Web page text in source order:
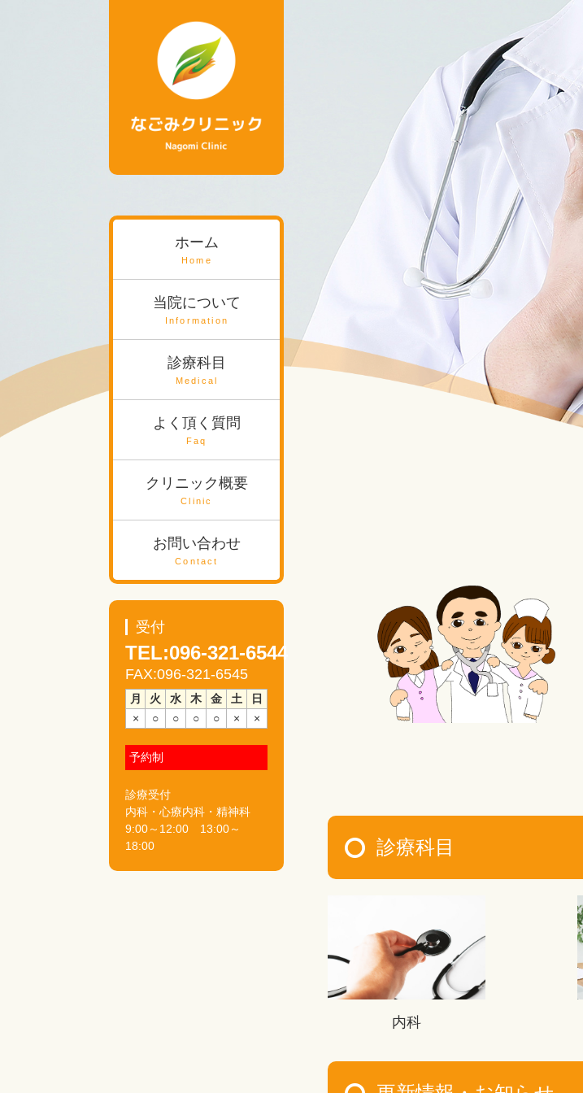
診療科目
内科
ホーム
Home
当院について
Information
診療科目
Medical
よく頂く質問
Faq
クリニック概要
Clinic
お問い合わせ
Contact
受付
TEL:096-321-6544
FAX:096-321-6545
月 火 水 木 金 土
日
×
○ ○ ○ ○ × ×
予約制
診療受付
内科・心療内科・精神科
9:00～12:00 13:00～
18:00